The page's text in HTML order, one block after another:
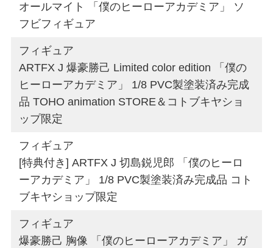
オールマイト 「僕のヒーローアカデミア」 ソ
フビフィギュア
フィギュア
ARTFX J 爆豪勝己 Limited color edition 「僕の
ヒーローアカデミア」 1/8 PVC製塗装済み完成
品 TOHO animation STORE＆コトブキヤショ
ップ限定
フィギュア
[特典付き] ARTFX J 切島鋭児郎 「僕のヒーロ
ーアカデミア」 1/8 PVC製塗装済み完成品 コト
ブキヤショップ限定
フィギュア
爆豪勝己 胸像 「僕のヒーローアカデミア」 ガ